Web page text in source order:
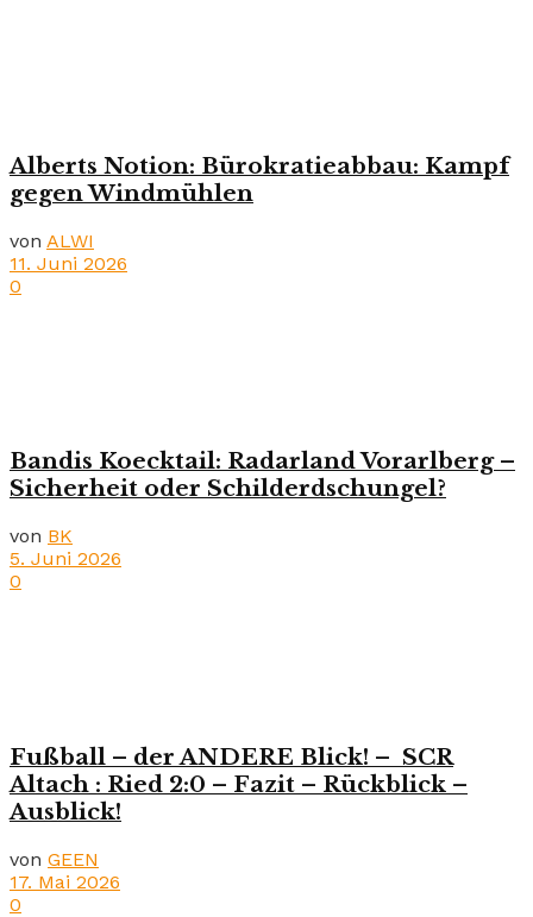
Alberts Notion: Bürokratieabbau: Kampf
gegen Windmühlen
von ALWI
11. Juni 2026
0
Bandis Koecktail: Radarland Vorarlberg –
Sicherheit oder Schilderdschungel?
von BK
5. Juni 2026
0
Fußball – der ANDERE Blick! – SCR
Altach : Ried 2:0 – Fazit – Rückblick –
Ausblick!
von GEEN
17. Mai 2026
0